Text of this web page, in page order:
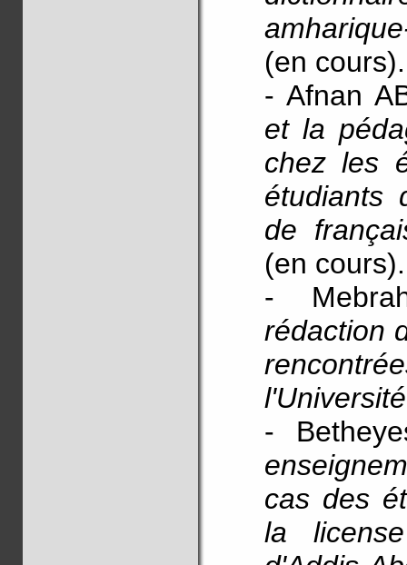
(en cours).
- Afnan
et la
chez les
étudiants
de
(en cours).
-
rédaction
-
cas des
la